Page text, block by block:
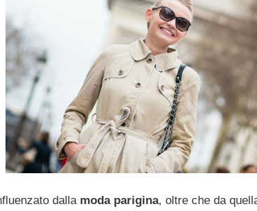
dallamoda parigina, oltre che da